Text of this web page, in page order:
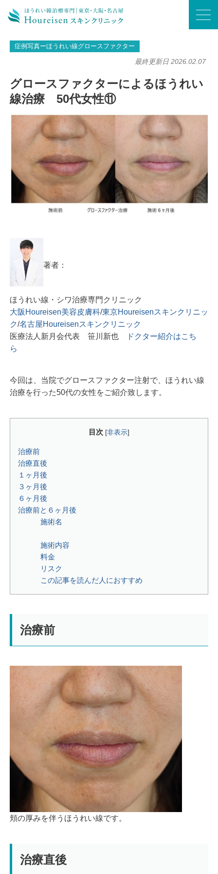
グロースファクターによるほうれい線治療 50代女性⑪
症例写真ーほうれい線グロースファクター
最終更新日 2026.02.07
グロースファクターによるほうれい
線治療 50代女性⑪
著者：
ほうれい線・シワ治療専門クリニック
大阪Houreisen美容皮膚科/東京Houreisenスキンクリニッ
ク/名古屋Houreisenスキンクリニック
医療法人新月会代表 笹川新也
ドクター紹介はこち
ら
今回は、当院でグロースファクター注射で、ほうれい線
治療を行った50代の女性をご紹介致します。
目次 [非表示]
治療前
治療直後
１ヶ月後
３ヶ月後
６ヶ月後
治療前と６ヶ月後
施術名⁡
施術内容⁡⁡⁡
料金⁡
リスク⁡
この記事を読んだ人におすすめ
治療前
頬の厚みを伴うほうれい線です。
治療直後